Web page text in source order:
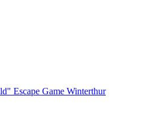
Escape Game Winterthur